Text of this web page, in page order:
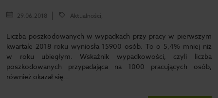
29.06.2018 Aktualności,
Liczba poszkodowanych w wypadkach przy pracy w pierwszym
kwartale 2018 roku wyniosła 15900 osób. To o 5,4% mniej niż
w roku ubiegłym. Wskaźnik wypadkowości, czyli liczba
poszkodowanych przypadająca na 1000 pracujących osób,
również okazał się…